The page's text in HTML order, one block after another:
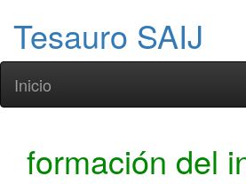
Tesauro SAIJ
Inicio
formación del